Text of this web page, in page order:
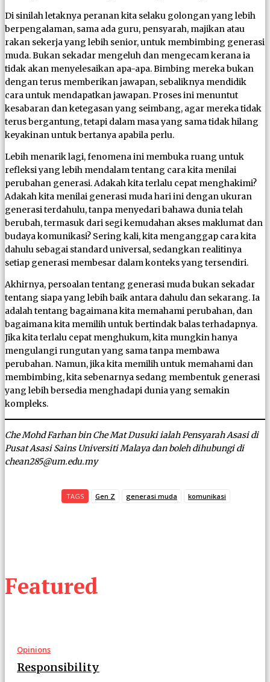
Featured
Opinions
Responsibility
Di sinilah letaknya peranan kita selaku golongan yang lebih
berpengalaman, sama ada guru, pensyarah, majikan atau
rakan sekerja yang lebih senior, untuk membimbing generasi
muda. Bukan sekadar mengeluh dan mengecam kerana ia
tidak akan menyelesaikan apa-apa. Bimbing mereka bukan
dengan terus memberikan jawapan, sebaliknya mendidik
cara untuk mendapatkan jawapan. Proses ini menuntut
kesabaran dan ketegasan yang seimbang, agar mereka tidak
terus bergantung, tetapi dalam masa yang sama tidak hilang
keyakinan untuk bertanya apabila perlu.
Lebih menarik lagi, fenomena ini membuka ruang untuk
refleksi yang lebih mendalam tentang cara kita menilai
perubahan generasi. Adakah kita terlalu cepat menghakimi?
Adakah kita menilai generasi muda hari ini dengan ukuran
generasi terdahulu, tanpa menyedari bahawa dunia telah
berubah, termasuk dari segi kemudahan akses maklumat dan
budaya komunikasi? Sering kali, kita menganggap cara kita
dahulu sebagai standard universal, sedangkan realitinya
setiap generasi membesar dalam konteks yang tersendiri.
Akhirnya, persoalan tentang generasi muda bukan sekadar
tentang siapa yang lebih baik antara dahulu dan sekarang. Ia
adalah tentang bagaimana kita memahami perubahan, dan
bagaimana kita memilih untuk bertindak balas terhadapnya.
Jika kita terlalu cepat menghukum, kita mungkin hanya
mengulangi rungutan yang sama tanpa membawa
perubahan. Namun, jika kita memilih untuk memahami dan
membimbing, kita sebenarnya sedang membentuk generasi
yang lebih bersedia menghadapi dunia yang semakin
kompleks.
Che Mohd Farhan bin Che Mat Dusuki ialah Pensyarah Asasi di
Pusat Asasi Sains Universiti Malaya dan boleh dihubungi di
chean285@um.edu.my
TAGS Gen Z generasi muda komunikasi